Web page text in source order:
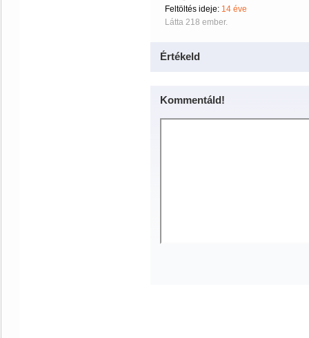
Feltöltés ideje: 14 éve
Látta 218 ember.
Értékeld
Kommentáld!